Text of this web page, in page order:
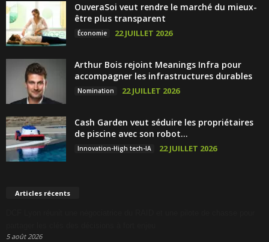
OuveraSoi veut rendre le marché du mieux-
être plus transparent
Économie 22 JUILLET 2026
Arthur Bois rejoint Meanings Infra pour
accompagner les infrastructures durables
Nomination 22 JUILLET 2026
Cash Garden veut séduire les propriétaires
de piscine avec son robot...
Innovation-High tech-IA 22 JUILLET 2026
Articles récents
5 août 2026